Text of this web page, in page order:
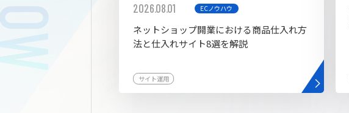
2026.08.01 ECノウハウ
ネットショップ開業における商品仕入れ方
法と仕入れサイト8選を解説
サイト運用